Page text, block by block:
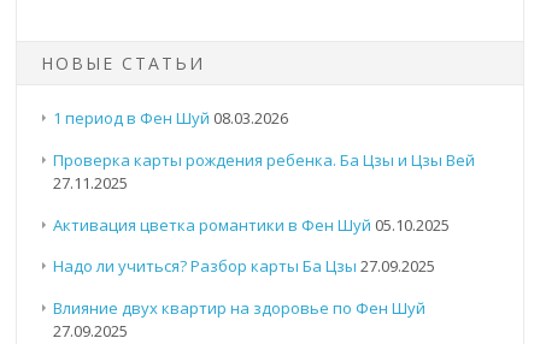
НОВЫЕ СТАТЬИ
1 период в Фен Шуй 08.03.2026
Проверка карты рождения ребенка. Ба Цзы и Цзы Вей
27.11.2025
Активация цветка романтики в Фен Шуй 05.10.2025
Надо ли учиться? Разбор карты Ба Цзы 27.09.2025
Влияние двух квартир на здоровье по Фен Шуй
27.09.2025